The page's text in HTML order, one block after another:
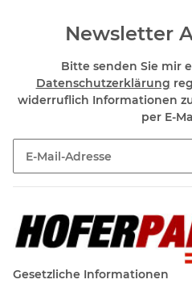
Newsletter
Bitte senden Sie mir
Datenschutzerklärung
widerruflich Informationen
per E-
Gesetzliche Informationen